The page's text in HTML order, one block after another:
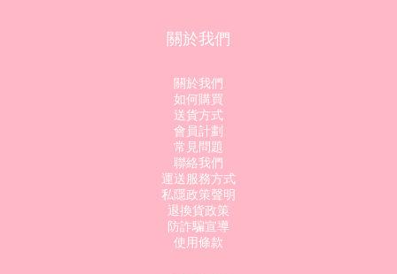
關於我們
關於我們
如何購買
送貨方式
會員計劃
常見問題
聯絡我們
運送服務方式
私隱政策聲明
退換貨政策
防詐騙宣導
使用條款